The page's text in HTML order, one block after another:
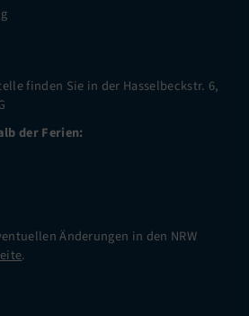
finden Sie in der Hasselbeckstr. 6,
der Ferien:
Änderungen in den NRW
.